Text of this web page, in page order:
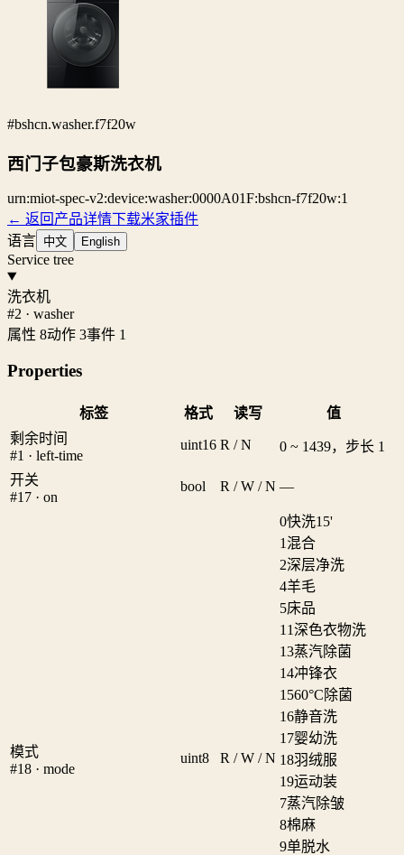
#bshcn.washer.f7f20w
西门子包豪斯洗衣机
urn:miot-spec-v2:device:washer:0000A01F:bshcn-f7f20w:1
← 返回产品详情下载米家插件
语言 中文 English
Service tree
洗衣机
#2 · washer
属性 8动作 3事件 1
Properties
标签 格式 读写
值
剩余时间
#1 · left-time
uint16 R / N 0 ~ 1439，步长 1
开关
#17 · on
bool R / W / N —
模式
#18 · mode
uint8 R / W / N
0快洗15'
1 混合
2深层净洗
4羊毛
5床品
11深色衣物洗
13蒸汽除菌
14冲锋衣
1560°C除菌
16静音洗
17婴幼洗
18羽绒服
19运动装
7蒸汽除皱
8棉麻
9单脱水